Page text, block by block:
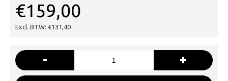
€159,00
Excl. BTW: €131,40
- +